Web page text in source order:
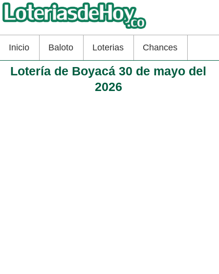
Inicio Baloto Loterias Chances
Lotería de Boyacá 30 de mayo del
2026